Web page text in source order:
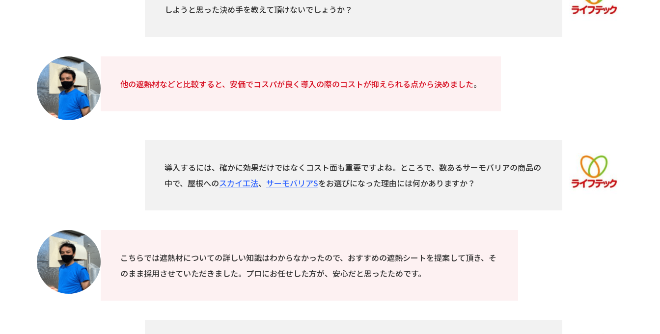
しようと思った決め手を教えて頂けないでしょうか？
他の遮熱材などと比較すると、安価でコスパが良く導入の際のコストが抑えられる点から決めました。
導入するには、確かに効果だけではなくコスト面も重要ですよね。ところで、数あるサーモバリアの商品の
中で、屋根へのスカイ工法、 サーモバリアSをお選びになった理由には何かありますか？
こちらでは遮熱材についての詳しい知識はわからなかったので、おすすめの遮熱シートを提案して頂き、そ
のまま採用させていただきました。プロにお任せした方が、安心だと思ったためです。